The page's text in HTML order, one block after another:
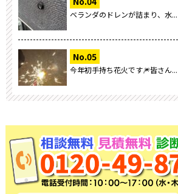
ベランダのドレンが詰まり、水...
今年初手持ち花火です🎆皆さん...